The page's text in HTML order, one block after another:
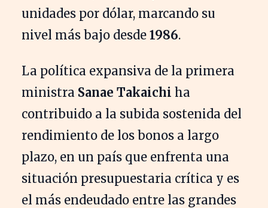
unidades por dólar, marcando su
nivel más bajo desde 1986.
La política expansiva de la primera
ministra Sanae Takaichi ha
contribuido a la subida sostenida del
rendimiento de los bonos a largo
plazo, en un país que enfrenta una
situación presupuestaria crítica y es
el más endeudado entre las grandes